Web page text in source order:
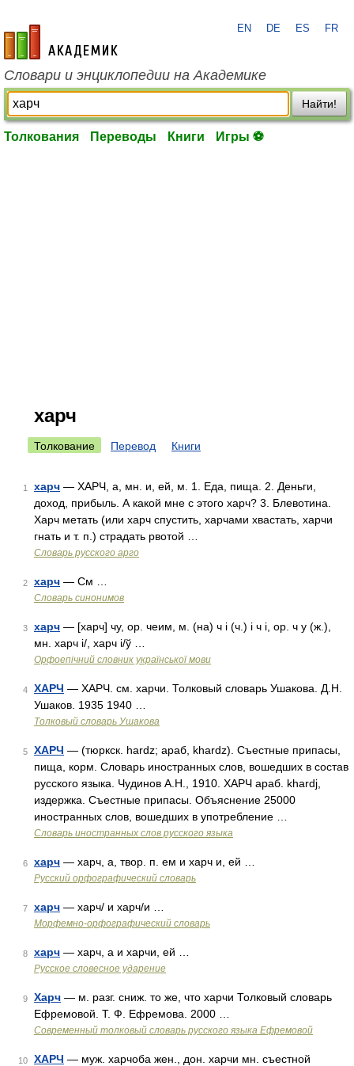
academic.ru
EN DE ES FR
Словари и энциклопедии на Академике
Найти!
Толкования Переводы Книги Игры ⚽
харч
Толкование Перевод Книги
1 харч — ХАРЧ, а, мн. и, ей, м. 1. Еда, пища. 2. Деньги,
доход, прибыль. А какой мне с этого харч? 3. Блевотина.
Харч метать (или харч спустить, харчами хвастать, харчи
гнать и т. п.) страдать рвотой …
Словарь русского арго
2 харч — См …
Словарь синонимов
3 харч — [харч] чу, ор. чеим, м. (на) ч і (ч.) і ч і, ор. ч у (ж.),
мн. харч і/, харч і/ў …
Орфоепічний словник української мови
4 ХАРЧ — ХАРЧ. см. харчи. Толковый словарь Ушакова. Д.Н.
Ушаков. 1935 1940 …
Толковый словарь Ушакова
5 ХАРЧ — (тюркск. hardz; араб, khardz). Съестные припасы,
пища, корм. Словарь иностранных слов, вошедших в состав
русского языка. Чудинов А.Н., 1910. ХАРЧ араб. khardj,
издержка. Съестные припасы. Объяснение 25000
иностранных слов, вошедших в употребление …
Словарь иностранных слов русского языка
6 харч — харч, а, твор. п. ем и харч и, ей …
Русский орфографический словарь
7 харч — харч/ и харч/и …
Морфемно-орфографический словарь
8 харч — харч, а и харчи, ей …
Русское словесное ударение
9 Харч — м. разг. сниж. то же, что харчи Толковый словарь
Ефремовой. Т. Ф. Ефремова. 2000 …
Современный толковый словарь русского языка Ефремовой
10 ХАРЧ — муж. харчоба жен., дон. харчи мн. съестной